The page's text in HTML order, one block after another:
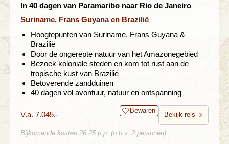
In 40 dagen van Paramaribo naar Rio de Janeiro
Suriname, Frans Guyana en Brazilië
Hoogtepunten van Suriname, Frans Guyana &
Brazilië
Door de ongerepte natuur van het Amazonegebied
Bezoek koloniale steden en kom tot rust aan de
tropische kust van Brazilië
Betoverende zandduinen
40 dagen vol avontuur, natuur en ontspanning
V.a. 7.045,- Bewaren
Bekijk reis
Bijkomende kosten 26,25 p.p. (o.b.v. 2 personen)